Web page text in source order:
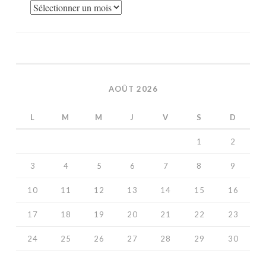
Archives
AOÛT 2026
L M M J V S D
1 2
3 4 5 6 7 8 9
10 11 12 13 14 15 16
17 18 19 20 21 22 23
24 25 26 27 28 29 30